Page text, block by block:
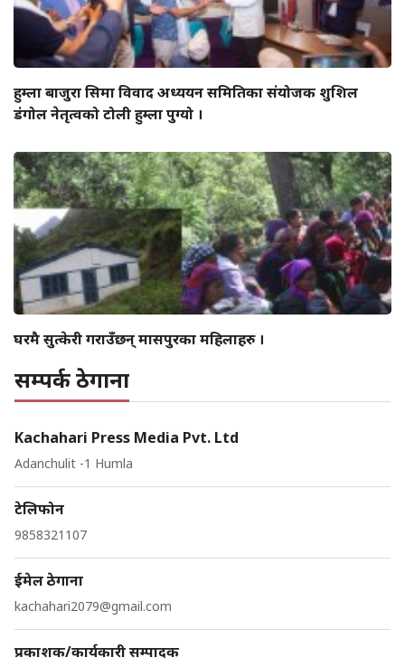
हुम्ला बाजुरा सिमा विवाद अध्ययन समितिका संयोजक शुशिल
डंगोल नेतृत्वको टोली हुम्ला पुग्यो ।
घरमै सुत्केरी गराउँछन् मासपुरका महिलाहरु ।
सम्पर्क ठेगाना
Kachahari Press Media Pvt. Ltd
Adanchulit -1 Humla
टेलिफोन
9858321107
ईमेल ठेगाना
kachahari2079@gmail.com
प्रकाशक/कार्यकारी सम्पादक